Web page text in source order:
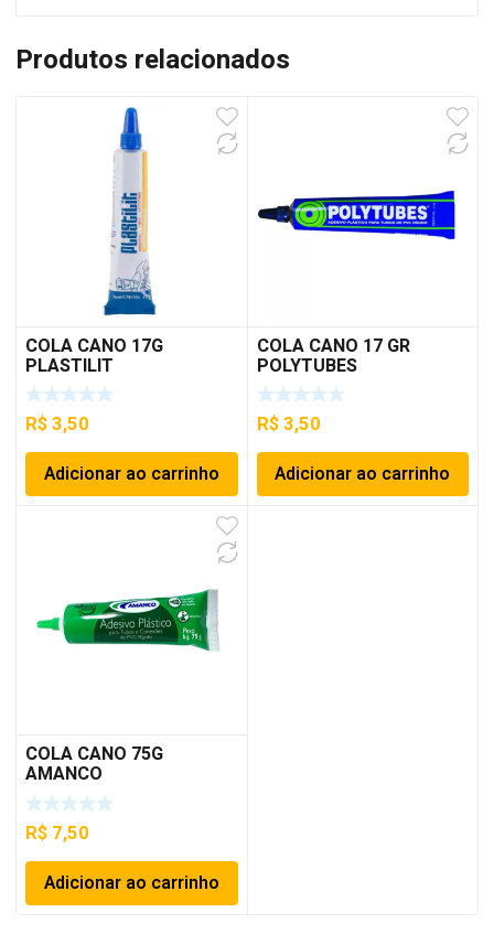
Produtos relacionados
COLA CANO 17G
PLASTILIT
R$3,50
Adicionar ao carrinho
COLA CANO 17 GR
POLYTUBES
R$3,50
Adicionar ao carrinho
COLA CANO 75G
AMANCO
R$ 7,50
Adicionar ao carrinho